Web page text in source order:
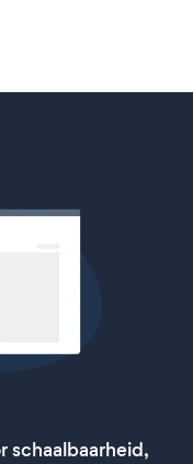
schaalbaarheid,